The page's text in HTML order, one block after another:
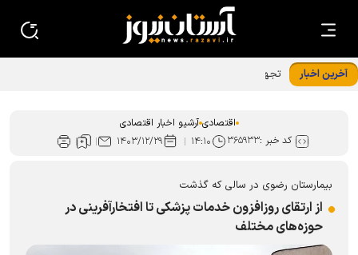
آخرین اخبار تجهیزات نوین خط تولید شرکت کمباین سازی ایران رونمایی شد
اقتصادی آرشیو اخبار اقتصادی
کد خبر :۳۶۵۹۳۳ ۱۴:۱۰ ۱۴۰۳/۱۲/۲۹
بیمارستان رضوی در سالی که گذشت
از ارتقای روزافزون خدمات پزشکی تا افتخارآفرینی در
حوزه‌های مختلف